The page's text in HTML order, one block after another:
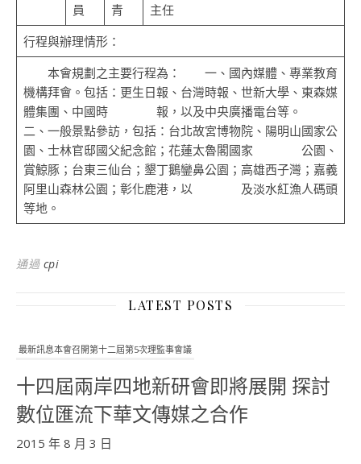
員
青
主任
行程與辦理情形：
本會規劃之主要行程為： 一、國內媒體、專業教育
機構拜會。包括：更生日報、台灣時報、世新大學、東森媒
體集團、中國時 報，以及中央廣播電台等。
二、一般景點參訪，包括：台北故宮博物院、陽明山國家公
園、士林官邸國父紀念館；花蓮太魯閣國家 公園、
賞鯨豚；台東三仙台；墾丁鵝鑾鼻公園；高雄西子灣；嘉義
阿里山森林公園；彰化鹿港，以 及淡水紅漁人碼頭
等地。
通過 cpi
LATEST POSTS
最新訊息本會召開第十二屆第5次理監事會議
十四屆兩岸四地新研會即將展開 探討
數位匯流下華文傳媒之合作
2015 年 8 月 3 日